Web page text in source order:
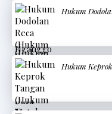
Hukum
Hukum